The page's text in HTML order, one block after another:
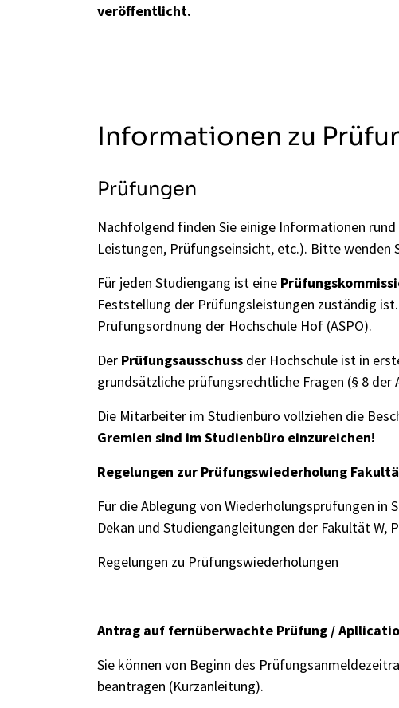
veröffentlicht.
Informationen zu
Prüfungen
Nachfolgend finden Sie einige Informationen
Leistungen, Prüfungseinsicht, etc.). Bitte wenden
Für jeden Studiengang ist eine
Feststellung der Prüfungsleistungen zuständig
Prüfungsordnung der Hochschule Hof (ASPO).
Der Prüfungsausschuss der Hochschule ist in
grundsätzliche prüfungsrechtliche Fragen (§ 8 der
Die Mitarbeiter im Studienbüro vollziehen die
Gremien sind im Studienbüro einzureichen!
Regelungen zur Prüfungswiederholung
Für die Ablegung von Wiederholungsprüfungen
Dekan und Studiengangleitungen der Fakultät
Regelungen zu Prüfungswiederholungen
Antrag auf fernüberwachte Prüfung /
Sie können von Beginn des
beantragen (Kurzanleitung).